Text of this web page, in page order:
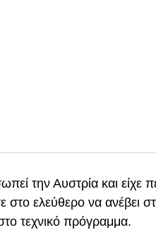
την Αυστρία και είχε
στο ελεύθερο να ανέβει
τεχνικό πρόγραμμα.